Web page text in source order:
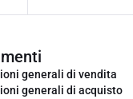
generali di vendita
generali di acquisto